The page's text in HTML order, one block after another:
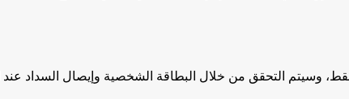
وسيتم التحقق من خلال البطاقة الشخصية وإيصال السداد عند